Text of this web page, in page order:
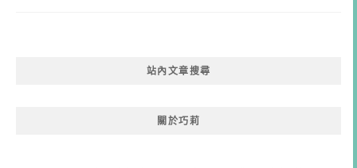
站內文章搜尋
關於巧莉